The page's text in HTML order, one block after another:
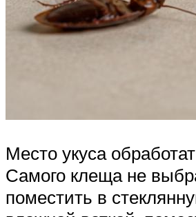
Место укуса
Самого клеща не
поместить в